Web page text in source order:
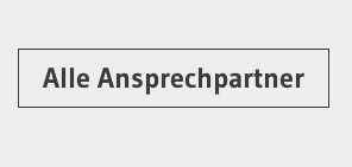
Alle Ansprechpartner